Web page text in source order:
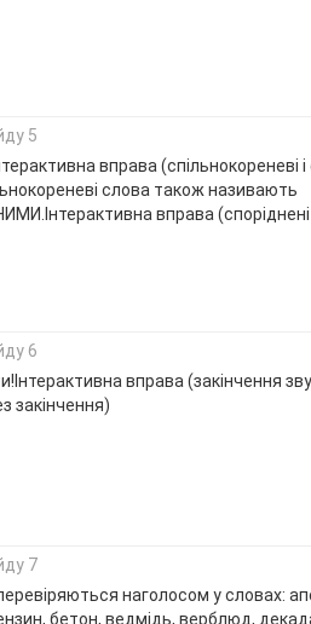
5
вправа (спільнокореневі
слова також називають
вправа
6
вправа (закінчення
закінчення)
7
наголосом у словах:
бетон, ведмідь, верблюд,